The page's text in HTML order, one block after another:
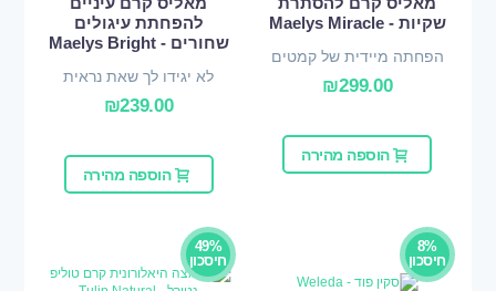
שקיות - Maelys Miracle
הפחתה מיידית של קמטים
עדינים₪299.00
הוספה מהירה
להפחתת עיגולים
שחורים - Maelys Bright
לא יגידו לך שאת נראית
עייפה₪239.00
הוספה מהירה
8%
חיסכון
49%
חיסכון